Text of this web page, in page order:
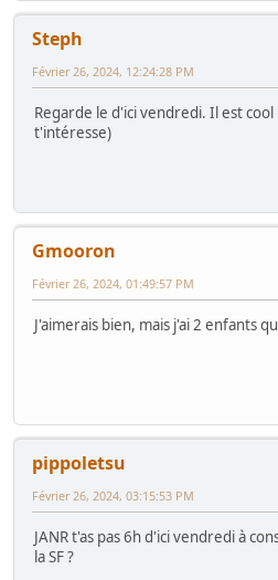
Steph
Février 26, 2024, 12:24:28 PM
Regarde le d'ici vendredi. Il est
t'intéresse)
Gmooron
Février 26, 2024, 01:49:57 PM
J'aimerais bien, mais j'ai 2 enfants
pippoletsu
Février 26, 2024, 03:15:53 PM
JANR t'as pas 6h d'ici vendredi à
la SF ?